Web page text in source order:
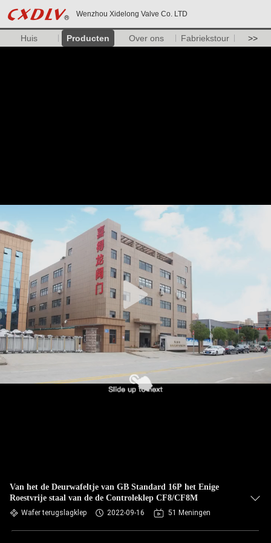
Wenzhou Xidelong Valve Co. LTD
Huis Producten Over ons Fabriekstour >>
Van het de Deurwafeltje van GB Standard 16P het Enige
Roestvrije staal van de de Controleklep CF8/CF8M
Wafer terugslagklep 2022-09-16 51 Meningen